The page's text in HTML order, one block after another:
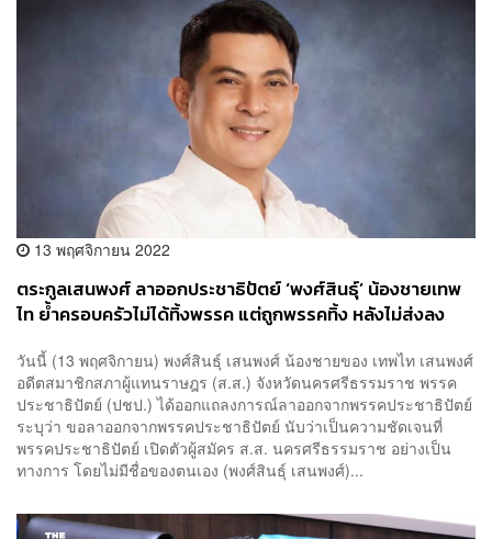
13 พฤศจิกายน 2022
ตระกูลเสนพงศ์ ลาออกประชาธิปัตย์ ‘พงศ์สินธุ์’ น้องชายเทพ
ไท ย้ำครอบครัวไม่ได้ทิ้งพรรค แต่ถูกพรรคทิ้ง หลังไม่ส่งลง
วันนี้ (13 พฤศจิกายน) พงศ์สินธุ์ เสนพงศ์ น้องชายของ เทพไท เสนพงศ์
อดีตสมาชิกสภาผู้แทนราษฎร (ส.ส.) จังหวัดนครศรีธรรมราช พรรค
ประชาธิปัตย์ (ปชป.) ได้ออกแถลงการณ์ลาออกจากพรรคประชาธิปัตย์
ระบุว่า ขอลาออกจากพรรคประชาธิปัตย์ นับว่าเป็นความชัดเจนที่
พรรคประชาธิปัตย์ เปิดตัวผู้สมัคร ส.ส. นครศรีธรรมราช อย่างเป็น
ทางการ โดยไม่มีชื่อของตนเอง (พงศ์สินธุ์ เสนพงศ์)...